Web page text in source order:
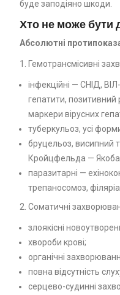
буде заподіяно шкоди.
Хто не може бути
Абсолютні
1. Гемотрансмісивні
інфекційні — СНІД, ВІЛ-
гепатити,
маркери вірусних
туберкульоз, усі
бруцельоз, висипний
Кройцфельда —
паразитарні —
трепаносомоз,
2. Соматичні
злоякісні
хвороби крові;
органічні
повна відсутність
серцево-судинні